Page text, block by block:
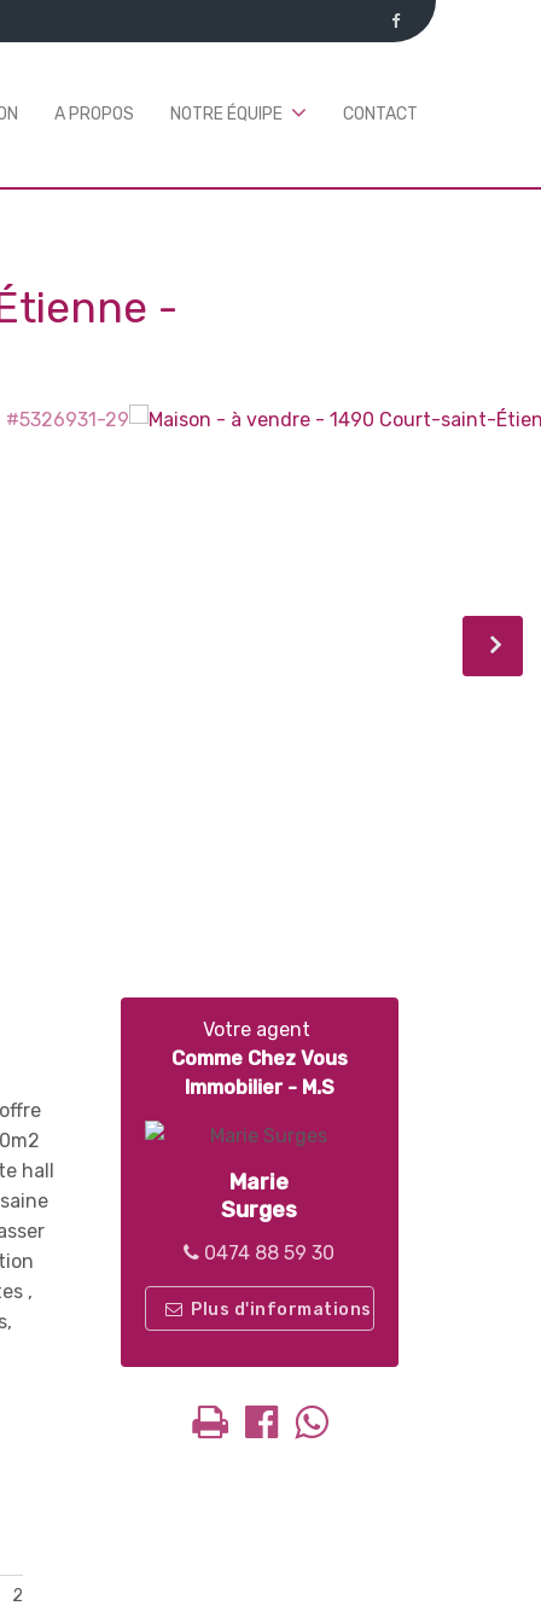
A PROPOS NOTRE ÉQUIPE CONTACT
-
hall
,
2
Votre agent
Comme Chez Vous
Immobilier - M.S
Marie
Surges
0474 88 59 30
Plus d'informations